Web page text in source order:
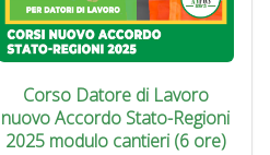
Corso Datore di Lavoro
nuovo Accordo Stato-Regioni
2025 modulo cantieri (6 ore)